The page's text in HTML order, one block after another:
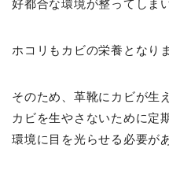
好都合な環境が整ってしま
ホコリもカビの栄養となり
そのため、革靴にカビが生
カビを生やさないために定
環境に目を光らせる必要が